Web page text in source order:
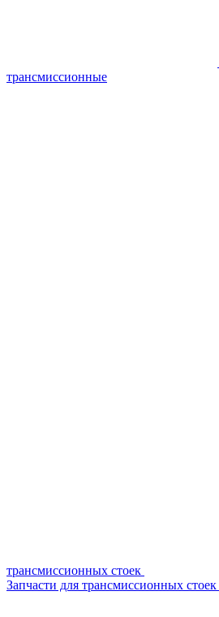
трансмиссионные
трансмиссионных стоек
Запчасти для трансмиссионных стоек